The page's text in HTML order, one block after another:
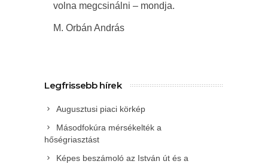
volna megcsinálni – mondja.
M. Orbán András
Legfrissebb hírek
Augusztusi piaci körkép
Másodfokúra mérsékelték a
hőségriasztást
Képes beszámoló az István út és a